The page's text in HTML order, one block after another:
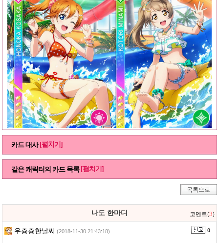
카드 대사 [펼치기]
같은 캐릭터의 카드 목록 [펼치기]
목록으로
나도 한마디 코멘트(3)
우츙츙한날씨 (2018-11-30 21:43:18) 0